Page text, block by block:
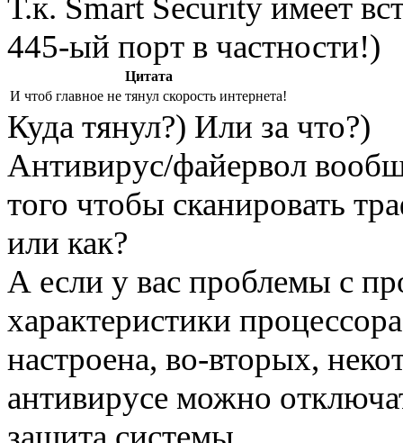
Т.к. Smart Security имеет
445-ый порт в частности!)
Цитата
И чтоб главное не тянул скорость интернета!
Куда тянул?) Или за что?)
Антивирус/файервол
того чтобы сканировать
или как?
А если у вас проблемы с
характеристики
настроена, во-вторых,
антивирусе можно